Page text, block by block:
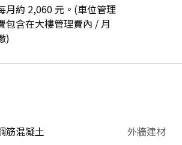
月約 2,060 元。(車位管理
包含在大樓管理費內 / 月
)
筋混凝土 外牆建材